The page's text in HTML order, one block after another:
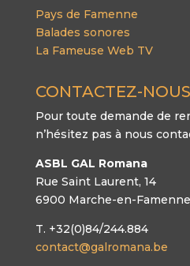
Pays de Famenne
Balades sonores
La Fameuse Web TV
CONTACTEZ-NOUS
Pour toute demande de
n’hésitez pas à nous
ASBL GAL Romana
Rue Saint Laurent, 14
6900 Marche-en-Famenne
T. +32(0)84/244.884
contact@galromana.be